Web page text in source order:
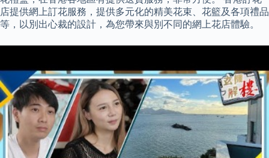
店提供網上訂花服務，提供多元化的精美花束、花籃及各項禮品
等，以別出心裁的設計，為您帶來與別不同的網上花店體驗。